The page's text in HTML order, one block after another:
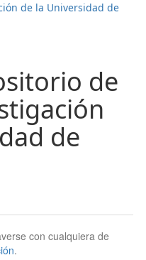
de la Universidad de
de
de
con cualquiera de
.